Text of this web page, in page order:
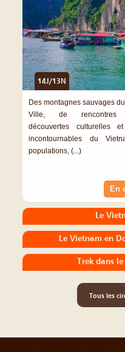
14J/13N
Des montagnes sauvages
Ville, de rencontres
découvertes culturelles
incontournables du
populations, (...)
En
Le
Le Vietnam en
Trek dans
Tous les